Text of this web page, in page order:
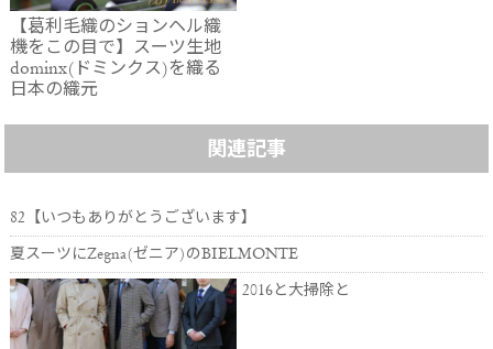
【葛利毛織のションヘル織
機をこの目で】スーツ生地
dominx(ドミンクス)を織る
日本の織元
関連記事
82【いつもありがとうございます】
夏スーツにZegna(ゼニア)のBIELMONTE
2016と大掃除と